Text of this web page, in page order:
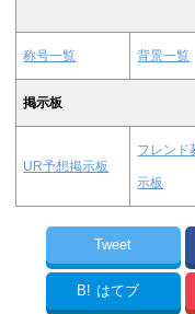
称号一覧 背景一覧
掲示板
UR予想掲示板
フレンド
示板
Tweet
B! はてブ